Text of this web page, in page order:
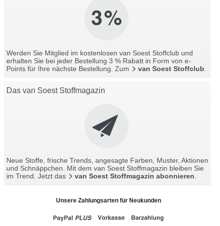
Werden Sie Mitglied im kostenlosen van Soest Stoffclub und
erhalten Sie bei jeder Bestellung 3 % Rabatt in Form von e-
Points für Ihre nächste Bestellung. Zum
van Soest Stoffclub
Das van Soest Stoffmagazin
Neue Stoffe, frische Trends, angesagte Farben, Muster, Aktionen
und Schnäppchen. Mit dem van Soest Stoffmagazin bleiben Sie
im Trend. Jetzt das
van Soest Stoffmagazin abonnieren.
Unsere Zahlungsarten für Neukunden